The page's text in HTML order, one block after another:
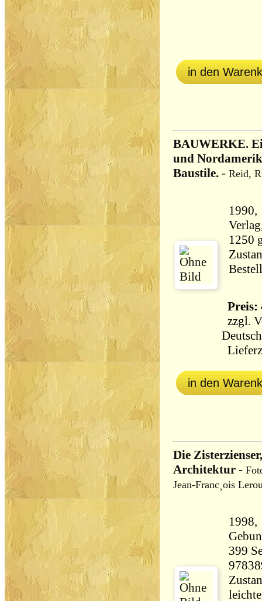
in den
BAUWERKE.
und
Baustile. - Reid,
Verlag,, Gebundene
1250
Preis:
zzgl.
in den
Die
Architektur -
Jean-Franc¸ois
399 Seiten